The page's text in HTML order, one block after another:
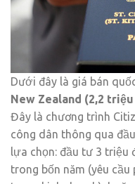
Dưới đây là giá bán
New Zealand (2,2 triệu
Đây là chương trình
công dân thông qua
lựa chọn: đầu tư 3 triệu
trong bốn năm (yêu